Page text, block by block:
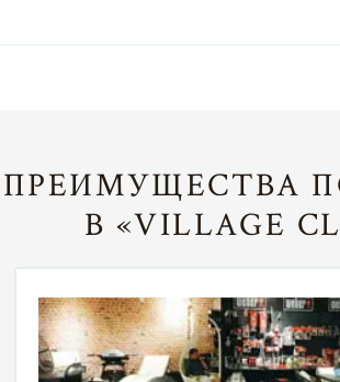
ПРЕИМУЩЕСТВА
В «VILLAGE